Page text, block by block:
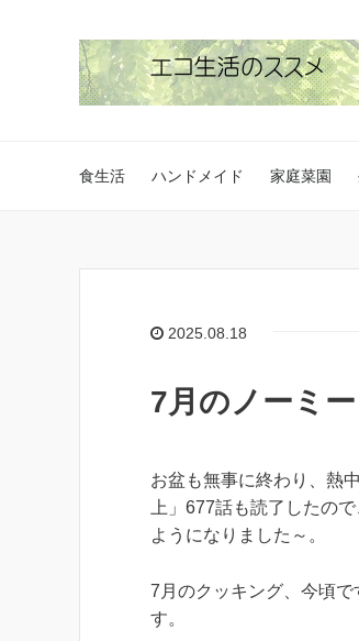
食生活 ハンドメイド 家庭菜園
2025.08.18
7月のノーミ
お盆も無事に終わり、熱
上」677話も読了したの
ようになりました～。
7月のクッキング、今頃
す。